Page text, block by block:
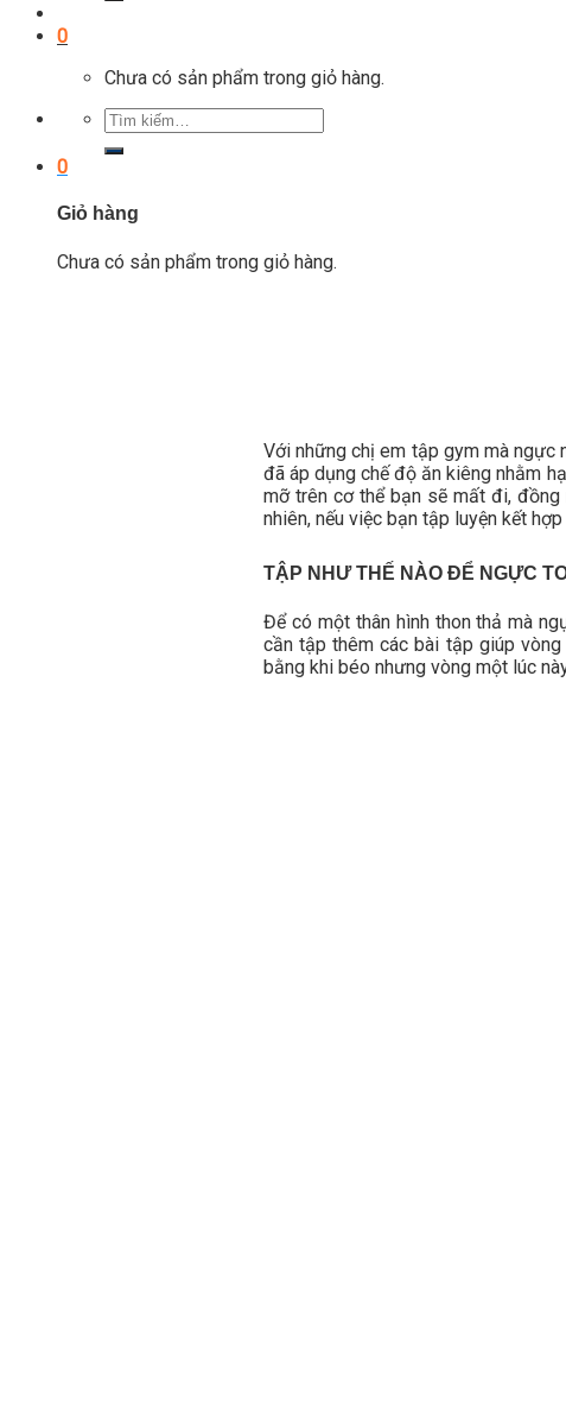
0
Chưa có sản phẩm trong giỏ hàng.
Tìm
kiếm:
0
Giỏ hàng
Chưa có sản phẩm trong giỏ hàng.
Với những chị em tập gym mà ngực
đã áp dụng chế độ ăn kiêng nhằm
mỡ trên cơ thể bạn sẽ mất đi,
nhiên, nếu việc bạn tập luyện kết
TẬP NHƯ THẾ NÀO ĐỂ NGỰC
Để có một thân hình thon thả mà
cần tập thêm các bài tập giúp
bằng khi béo nhưng vòng một lúc